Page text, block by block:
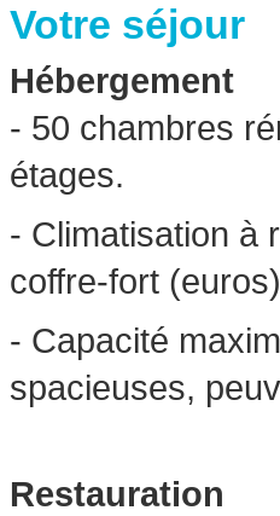
Votre séjour
Hébergement
- 50 chambres
étages.
- Climatisation à
coffre-fort
- Capacité
spacieuses,
Restauration